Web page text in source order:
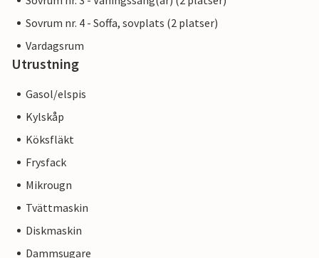
Sovrum nr. 4 - Soffa, sovplats (2 platser)
Vardagsrum
Utrustning
Gasol/elspis
Kylskåp
Köksfläkt
Frysfack
Mikrougn
Tvättmaskin
Diskmaskin
Dammsugare